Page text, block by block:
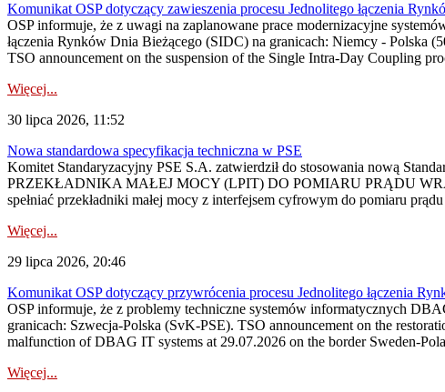
Komunikat OSP dotyczący zawieszenia procesu Jednolitego łączenia
OSP informuje, że z uwagi na zaplanowane prace modernizacyjne
łączenia Rynków Dnia Bieżącego (SIDC) na granicach: Niemcy - Polska
TSO announcement on the suspension of the Single Intra-Day Coupling
Więcej...
30 lipca 2026, 11:52
Nowa standardowa specyfikacja techniczna w PSE
Komitet Standaryzacyjny PSE S.A. zatwierdził do stosowania nową
PRZEKŁADNIKA MAŁEJ MOCY (LPIT) DO POMIARU PRĄDU
spełniać przekładniki małej mocy z interfejsem cyfrowym do pomiaru
Więcej...
29 lipca 2026, 20:46
Komunikat OSP dotyczący przywrócenia procesu Jednolitego łączenia
OSP informuje, że z problemy techniczne systemów informatycznych
granicach: Szwecja-Polska (SvK-PSE). TSO announcement on the
malfunction of DBAG IT systems at 29.07.2026 on the border Sweden-
Więcej...